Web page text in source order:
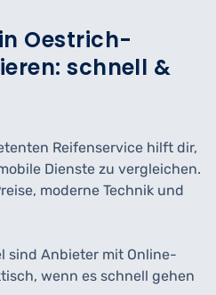
Oestrich-
schnell &
Reifenservice hilft dir,
Dienste zu vergleichen.
moderne Technik und
sind Anbieter mit Online-
wenn es schnell gehen